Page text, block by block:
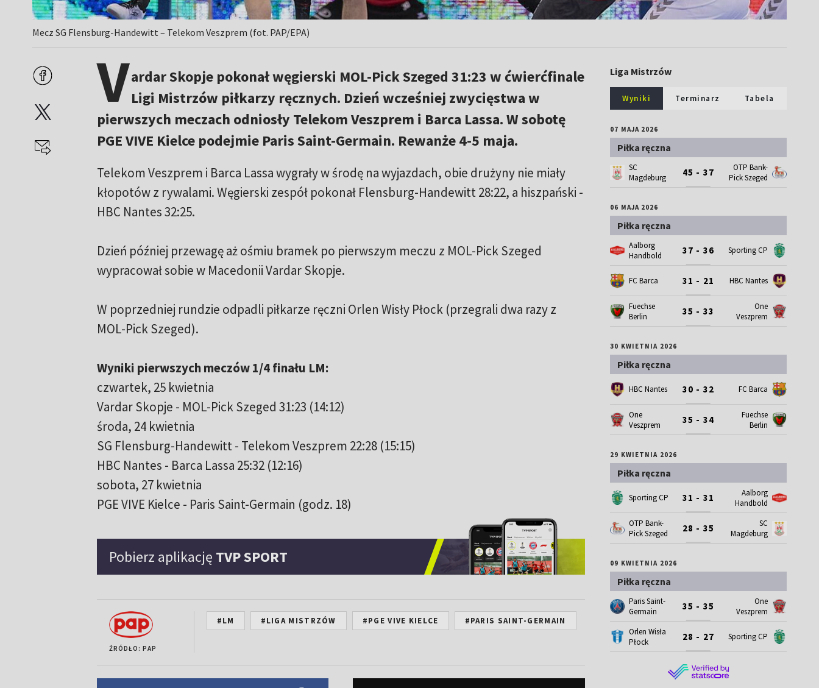
Mecz SG Flensburg-Handewitt – Telekom Veszprem (fot. PAP/EPA)
Vardar Skopje pokonał węgierski MOL-Pick Szeged 31:23 w ćwierćfinale
Ligi Mistrzów piłkarzy ręcznych. Dzień wcześniej zwycięstwa w
pierwszych meczach odniosły Telekom Veszprem i Barca Lassa. W sobotę
PGE VIVE Kielce podejmie Paris Saint-Germain. Rewanże 4-5 maja.
Telekom Veszprem i Barca Lassa wygrały w środę na wyjazdach, obie drużyny nie miały
kłopotów z rywalami. Węgierski zespół pokonał Flensburg-Handewitt 28:22, a hiszpański -
HBC Nantes 32:25.
Dzień później przewagę aż ośmiu bramek po pierwszym meczu z MOL-Pick Szeged
wypracował sobie w Macedonii Vardar Skopje.
W poprzedniej rundzie odpadli piłkarze ręczni Orlen Wisły Płock (przegrali dwa razy z
MOL-Pick Szeged).
Wyniki pierwszych meczów 1/4 finału LM:
czwartek, 25 kwietnia
Vardar Skopje - MOL-Pick Szeged 31:23 (14:12)
środa, 24 kwietnia
SG Flensburg-Handewitt - Telekom Veszprem 22:28 (15:15)
HBC Nantes - Barca Lassa 25:32 (12:16)
sobota, 27 kwietnia
PGE VIVE Kielce - Paris Saint-Germain (godz. 18)
Pobierz aplikację TVP SPORT
ŹRÓDŁO: PAP
#LM #LIGA MISTRZÓW #PGE VIVE KIELCE #PARIS SAINT-GERMAIN
Liga Mistrzów
Wyniki Terminarz Tabela
07 MAJA 2026
Piłka ręczna
SC
Magdeburg
45 - 37
OTP Bank-
Pick Szeged
06 MAJA 2026
Piłka ręczna
Aalborg
Handbold
37 - 36 Sporting CP
FC Barca 31 - 21 HBC Nantes
Fuechse
Berlin
35 - 33
One
Veszprem
30 KWIETNIA 2026
Piłka ręczna
HBC Nantes 30 - 32 FC Barca
One
Veszprem
35 - 34
Fuechse
Berlin
29 KWIETNIA 2026
Piłka ręczna
Sporting CP 31 - 31
Aalborg
Handbold
OTP Bank-
Pick Szeged
28 - 35
SC
Magdeburg
09 KWIETNIA 2026
Piłka ręczna
Paris Saint-
Germain
35 - 35
One
Veszprem
Orlen Wisła
Płock
28 - 27 Sporting CP